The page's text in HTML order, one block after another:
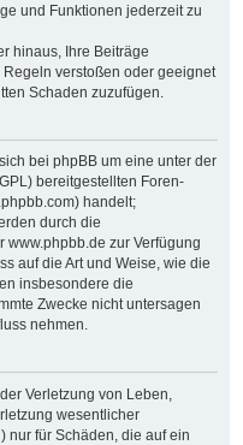
und Funktionen jederzeit zu
hinaus, Ihre Beiträge
verstoßen oder geeignet
Schaden zuzufügen.
bei phpBB um eine unter der
bereitgestellten Foren-
handelt;
durch die
zur Verfügung
auf die Art und Weise, wie die
insbesondere die
Zwecke nicht untersagen
nehmen.
Verletzung von Leben,
wesentlicher
nur für Schäden, die auf ein